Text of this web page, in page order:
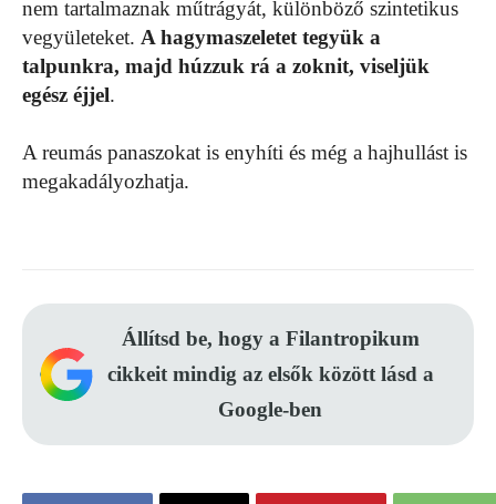
nem tartalmaznak műtrágyát, különböző szintetikus
vegyületeket. A hagymaszeletet tegyük a
talpunkra, majd húzzuk rá a zoknit, viseljük
egész éjjel.
A reumás panaszokat is enyhíti és még a hajhullást is
megakadályozhatja.
Állítsd be, hogy a Filantropikum
cikkeit mindig az elsők között lásd a
Google-ben